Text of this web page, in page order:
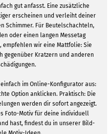
gut anfasst. Eine zusätzliche
erscheinen und verleiht deiner
Schimmer. Für Beutelschachteln,
oder einen langen Messetag
wir eine Mattfolie: Sie
gegenüber Kratzern und anderen
im Online-Konfigurator aus:
Option anklicken. Praktisch: Die
werden dir sofort angezeigt.
Foto-Motiv für deine individuell
hast, findest du in unserer Bild-